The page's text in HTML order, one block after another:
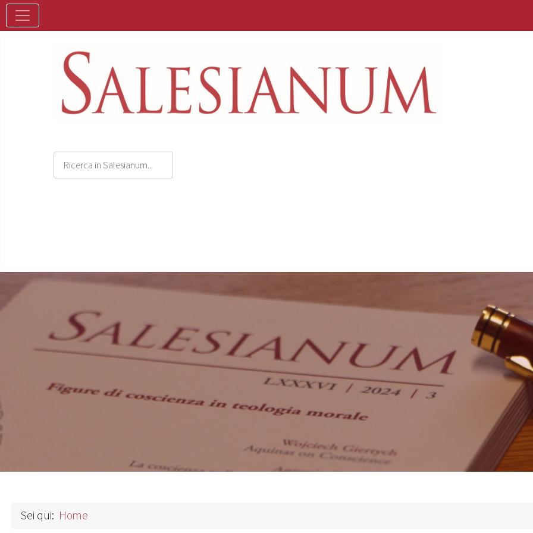
Previous
Sei qui: Home